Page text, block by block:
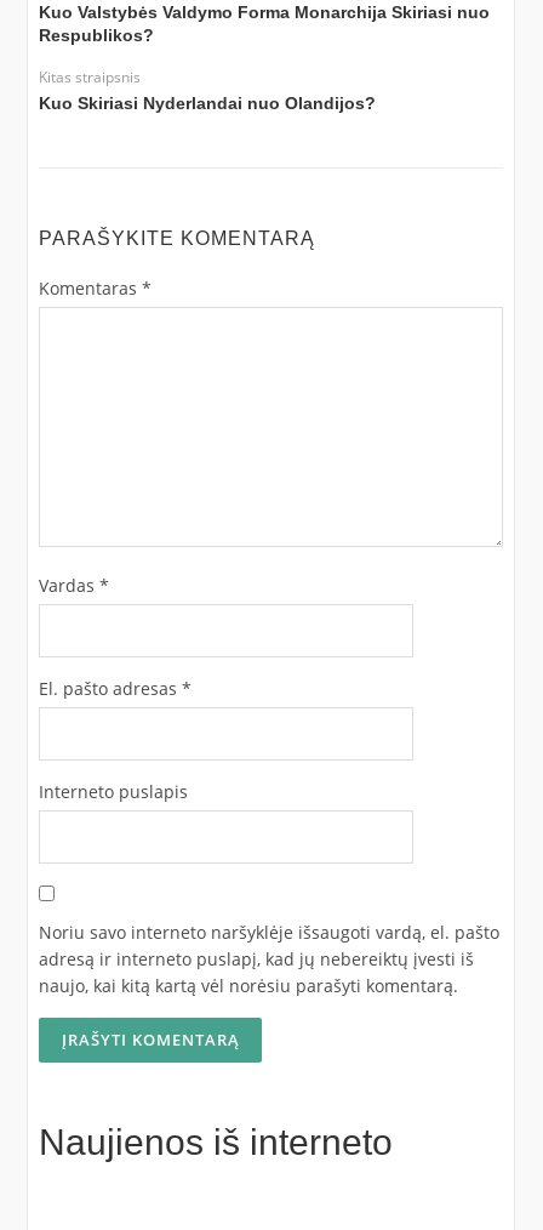
Kuo Valstybės Valdymo Forma Monarchija Skiriasi nuo
Respublikos?
Kitas straipsnis
Kuo Skiriasi Nyderlandai nuo Olandijos?
PARAŠYKITE KOMENTARĄ
Komentaras *
Vardas *
El. pašto adresas *
Interneto puslapis
Noriu savo interneto naršyklėje išsaugoti vardą, el. pašto
adresą ir interneto puslapį, kad jų nebereiktų įvesti iš
naujo, kai kitą kartą vėl norėsiu parašyti komentarą.
Naujienos iš interneto